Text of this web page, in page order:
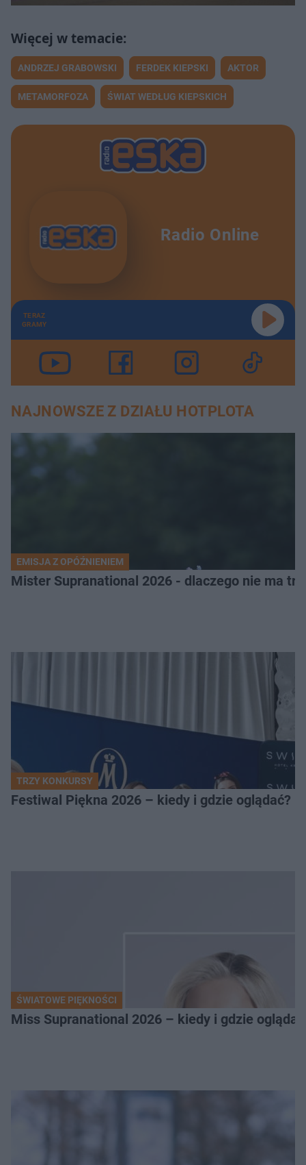
ANDRZEJ GRABOWSKI FERDEK KIEPSKI AKTOR
METAMORFOZA ŚWIAT WEDŁUG KIEPSKICH
Radio Online
TERAZ
GRAMY
NAJNOWSZE Z DZIAŁU HOTPLOTA
EMISJA Z OPÓŹNIENIEM
Mister Supranational 2026 - dlaczego nie ma
TRZY KONKURSY
Festiwal Piękna 2026 – kiedy i gdzie oglądać?
ŚWIATOWE PIĘKNOŚCI
Miss Supranational 2026 – kiedy i gdzie